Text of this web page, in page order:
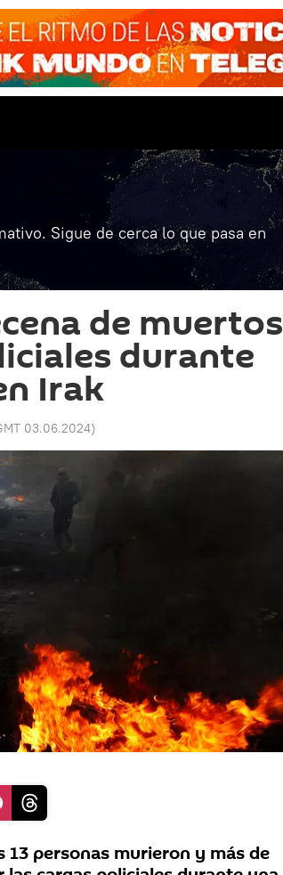
Sigue de cerca lo que pasa en
de muertos
durante
Irak
03.06.2024)
13 personas murieron y más de